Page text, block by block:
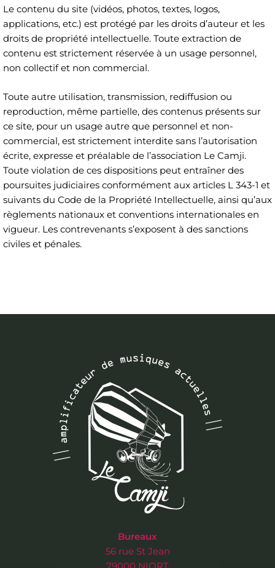
Le contenu du site (vidéos, photos, textes, logos,
applications, etc.) est protégé par les droits d’auteur et les
droits de propriété intellectuelle. Toute extraction de
contenu est strictement réservée à un usage personnel,
non collectif et non commercial.
Toute autre utilisation, transmission, rediffusion ou
reproduction, même partielle, des contenus présents sur
ce site, pour un usage autre que personnel et non-
commercial, est strictement interdite sans l’autorisation
écrite, expresse et préalable de l’association Le Camji.
Toute violation de ces dispositions peut entraîner des
poursuites judiciaires conformément aux articles L 343-1 et
suivants du Code de la Propriété Intellectuelle, ainsi qu’aux
règlements nationaux et conventions internationales en
vigueur. Les contrevenants s’exposent à des sanctions
civiles et pénales.
Bureaux
56 rue St Jean